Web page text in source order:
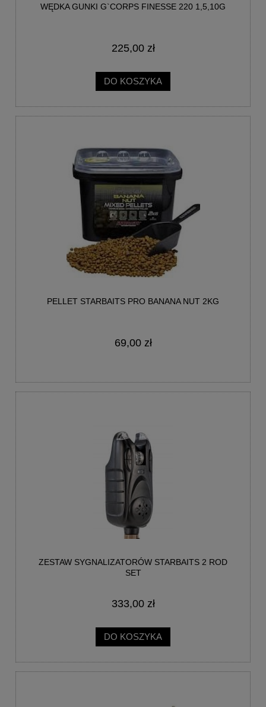
WĘDKA GUNKI G`CORPS FINESSE 220 1,5,10G
225,00 zł
DO KOSZYKA
PELLET STARBAITS PRO BANANA NUT 2KG
69,00 zł
ZESTAW SYGNALIZATORÓW STARBAITS 2 ROD
SET
333,00 zł
DO KOSZYKA